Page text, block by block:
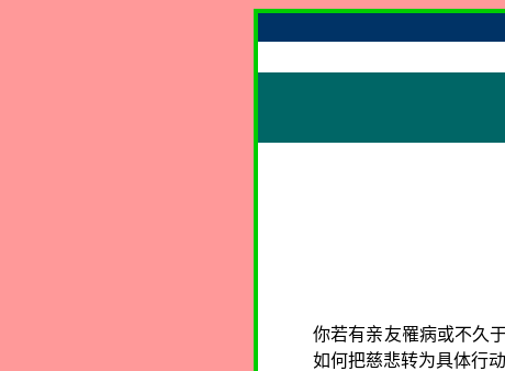
你若有亲友罹病或不久
如何把慈悲转为具体行动